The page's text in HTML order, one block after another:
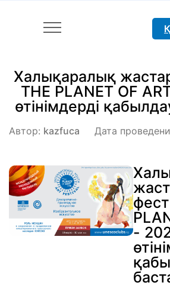
Халықаралық
THE PLANET OF
өтінімдерді
Автор: kazfuca Дата
-